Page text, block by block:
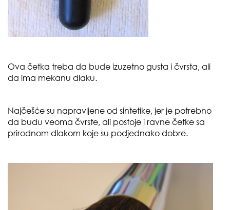
Ova četka treba da bude izuzetno gusta i čvrsta, ali
da ima mekanu dlaku.
Najčešće su napravljene od sintetike, jer je potrebno
da budu veoma čvrste, ali postoje i ravne četke sa
prirodnom dlakom koje su podjednako dobre.